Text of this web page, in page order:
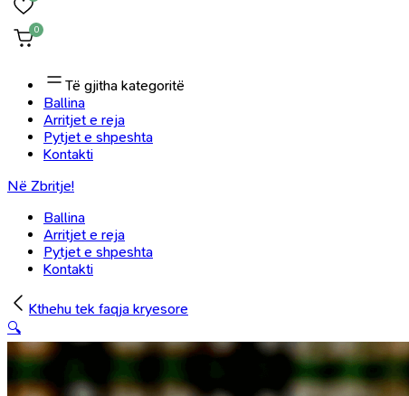
0
Të gjitha kategoritë
Ballina
Arritjet e reja
Pytjet e shpeshta
Kontakti
Në Zbritje!
Ballina
Arritjet e reja
Pytjet e shpeshta
Kontakti
Kthehu tek faqja kryesore
🔍